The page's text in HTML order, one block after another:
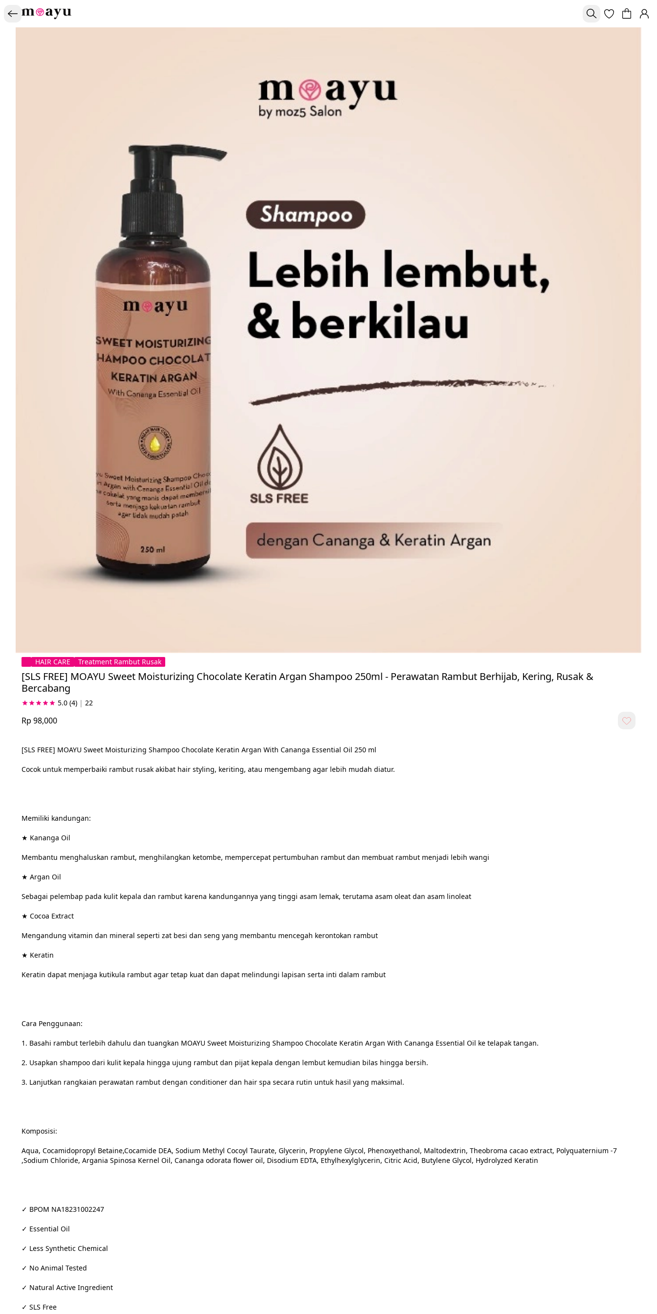
HAIR CARE Treatment Rambut Rusak
[SLS FREE] MOAYU Sweet Moisturizing Chocolate Keratin Argan Shampoo 250ml - Perawatan Rambut Berhijab, Kering, Rusak &
Bercabang
5.0 (4) | 22
Rp 98,000
[SLS FREE] MOAYU Sweet Moisturizing Shampoo Chocolate Keratin Argan With Cananga Essential Oil 250 ml
Cocok untuk memperbaiki rambut rusak akibat hair styling, keriting, atau mengembang agar lebih mudah diatur.
Memiliki kandungan:
★ Kananga Oil
Membantu menghaluskan rambut, menghilangkan ketombe, mempercepat pertumbuhan rambut dan membuat rambut menjadi lebih wangi
★ Argan Oil
Sebagai pelembap pada kulit kepala dan rambut karena kandungannya yang tinggi asam lemak, terutama asam oleat dan asam linoleat
★ Cocoa Extract
Mengandung vitamin dan mineral seperti zat besi dan seng yang membantu mencegah kerontokan rambut
★ Keratin
Keratin dapat menjaga kutikula rambut agar tetap kuat dan dapat melindungi lapisan serta inti dalam rambut
Cara Penggunaan:
1. Basahi rambut terlebih dahulu dan tuangkan MOAYU Sweet Moisturizing Shampoo Chocolate Keratin Argan With Cananga Essential Oil ke telapak tangan.
2. Usapkan shampoo dari kulit kepala hingga ujung rambut dan pijat kepala dengan lembut kemudian bilas hingga bersih.
3. Lanjutkan rangkaian perawatan rambut dengan conditioner dan hair spa secara rutin untuk hasil yang maksimal.
Komposisi:
Aqua, Cocamidopropyl Betaine,Cocamide DEA, Sodium Methyl Cocoyl Taurate, Glycerin, Propylene Glycol, Phenoxyethanol, Maltodextrin, Theobroma cacao extract, Polyquaternium -7
,Sodium Chloride, Argania Spinosa Kernel Oil, Cananga odorata flower oil, Disodium EDTA, Ethylhexylglycerin, Citric Acid, Butylene Glycol, Hydrolyzed Keratin
✓ BPOM NA18231002247
✓ Essential Oil
✓ Less Synthetic Chemical
✓ No Animal Tested
✓ Natural Active Ingredient
✓ SLS Free